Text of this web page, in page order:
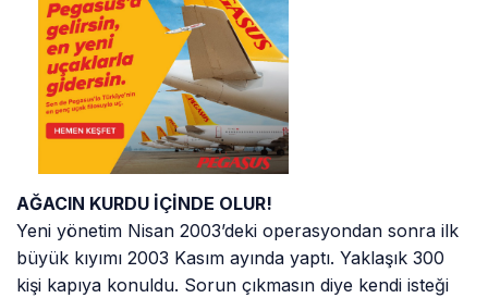
AĞACIN KURDU İÇİNDE OLUR!
Yeni yönetim Nisan 2003’deki operasyondan sonra ilk
büyük kıyımı 2003 Kasım ayında yaptı. Yaklaşık 300
kişi kapıya konuldu. Sorun çıkmasın diye kendi isteği